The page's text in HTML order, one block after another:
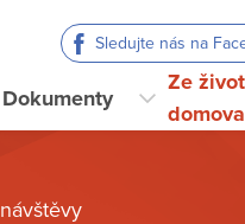
Sledujte nás na
Dokumenty
Ze
domova